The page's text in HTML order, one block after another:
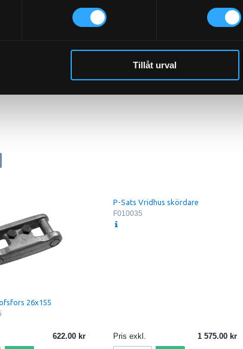
Tillåt urval
26x155
622.00
P-Sats Vridhus skördare
F010035
Pris exkl. 1 575.00